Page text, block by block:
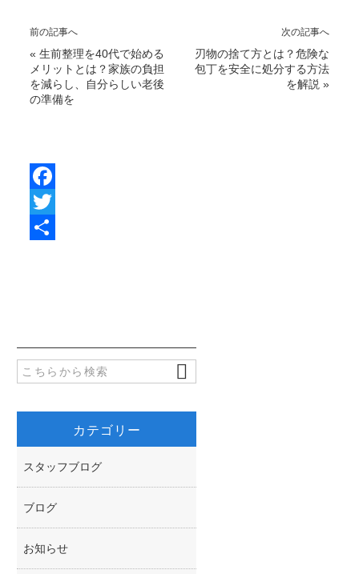
前の記事へ
« 生前整理を40代で始める
メリットとは？家族の負担
を減らし、自分らしい老後
の準備を
次の記事へ
刃物の捨て方とは？危険な
包丁を安全に処分する方法
を解説 »
F
カテゴリー
スタッフブログ
ブログ
お知らせ